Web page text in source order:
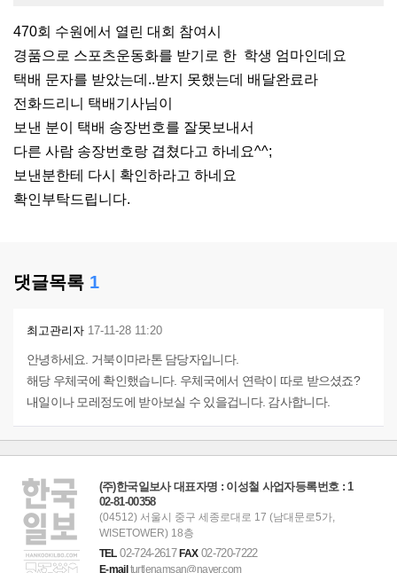
470회 수원에서 열린 대회 참여시
경품으로 스포츠운동화를 받기로 한 학생 엄마인데요
택배 문자를 받았는데..받지 못했는데 배달완료라
전화드리니 택배기사님이
보낸 분이 택배 송장번호를 잘못보내서
다른 사람 송장번호랑 겹쳤다고 하네요^^;
보낸분한테 다시 확인하라고 하네요
확인부탁드립니다.
댓글목록 1
최고관리자 17-11-28 11:20
안녕하세요. 거북이마라톤 담당자입니다.
해당 우체국에 확인했습니다. 우체국에서 연락이 따로 받으셨죠?
내일이나 모레정도에 받아보실 수 있을겁니다. 감사합니다.
(주)한국일보사 대표자명 : 이성철 사업자등록번호 : 1
02-81-00358
(04512) 서울시 중구 세종로대로 17 (남대문로5가,
WISETOWER) 18층
TEL02-724-2617FAX02-720-7222
E-mailturtlenamsan@naver.com